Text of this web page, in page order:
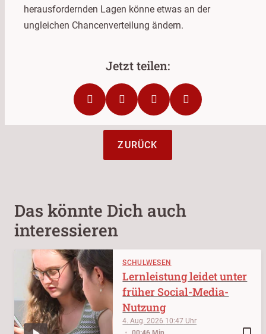
herausfordernden Lagen könne etwas an der
ungleichen Chancenverteilung ändern.
ZURÜCK
Das könnte Dich auch
interessieren
SCHULWESEN
4. Aug. 2026 10:47
Lernleistung leidet unter
früher Social-Media-
Nutzung